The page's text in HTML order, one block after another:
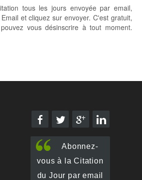
tous les jours envoyée par email,
et cliquez sur envoyer. C'est gratuit,
vous désinscrire à tout moment.
Abonnez-
vous à la Citation
du Jour par email